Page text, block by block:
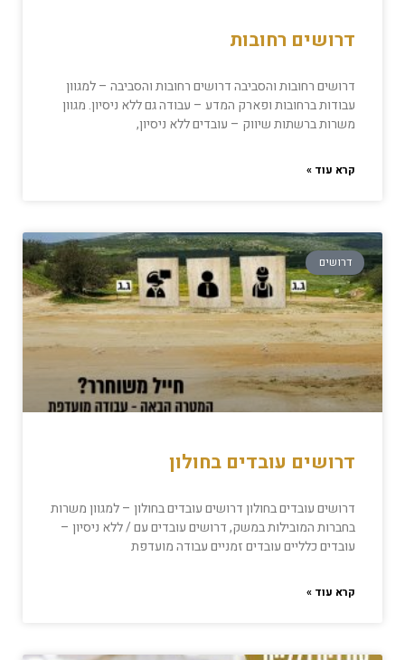
דרושים רחובות
דרושים רחובות והסביבה דרושים רחובות והסביבה – למגוון
עבודות ברחובות ופארק המדע – עבודה גם ללא ניסיון. מגוון
משרות ברשתות שיווק – עובדים ללא ניסיון,
קרא עוד »
דרושים
דרושים עובדים בחולון
דרושים עובדים בחולון דרושים עובדים בחולון – למגוון משרות
בחברות המובילות במשק, דרושים עובדים עם / ללא ניסיון –
עובדים כלליים עובדים זמניים עבודה מועדפת
קרא עוד »